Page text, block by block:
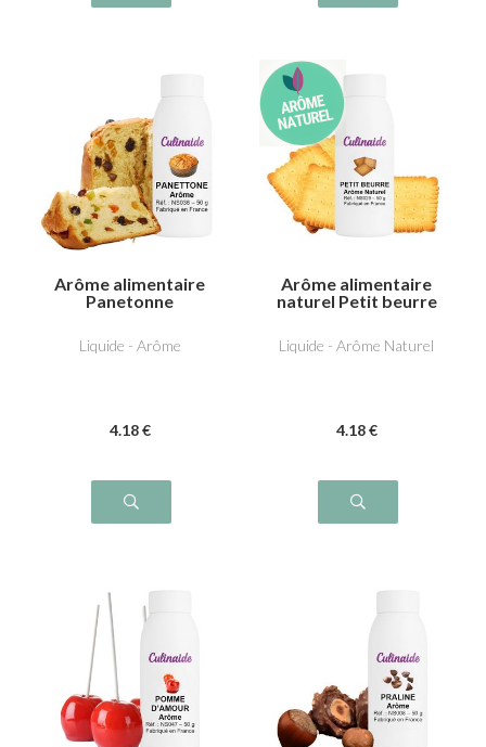
Arôme alimentaire
Panetonne
Liquide - Arôme
4.18 €
Arôme alimentaire
naturel Petit beurre
Liquide - Arôme Naturel
4.18 €